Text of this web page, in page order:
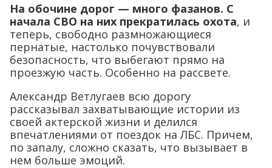
На обочине дорог — много фазанов. С
начала СВО на них прекратилась охота, и
теперь, свободно размножающиеся
пернатые, настолько почувствовали
безопасность, что выбегают прямо на
проезжую часть. Особенно на рассвете.
Александр Ветлугаев всю дорогу
рассказывал захватывающие истории из
своей актерской жизни и делился
впечатлениями от поездок на ЛБС. Причем,
по запалу, сложно сказать, что вызывает в
нем больше эмоций.